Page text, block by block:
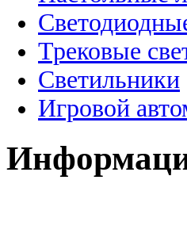
Трековые
Светильники
Игровой